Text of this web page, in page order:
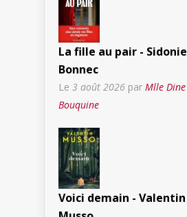
La fille au pair - Sidonie
Bonnec
Le 3 août 2026 par Mlle Dine
Bouquine
Voici demain - Valentin